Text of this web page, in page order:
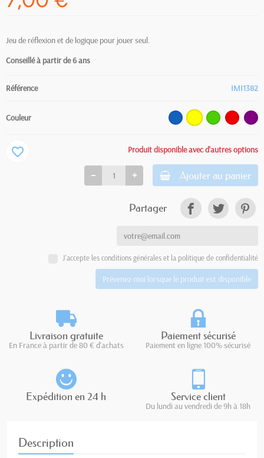
Jeu de réflexion et de logique pour jouer seul.
Conseillé à partir de 6 ans
Référence IMI1382
Couleur
Produit disponible avec d'autres options
Ajouter au panier
favorite_border
Partager
J'accepte les conditions générales et la politique de confidentialité
Prévenez-moi lorsque le produit est disponible
Livraison gratuite
En France à partir de 80 € d'achats
Paiement sécurisé
Paiement en ligne 100% sécurisé
Expédition en 24 h Service client
Du lundi au vendredi de 9h à 18h
Description